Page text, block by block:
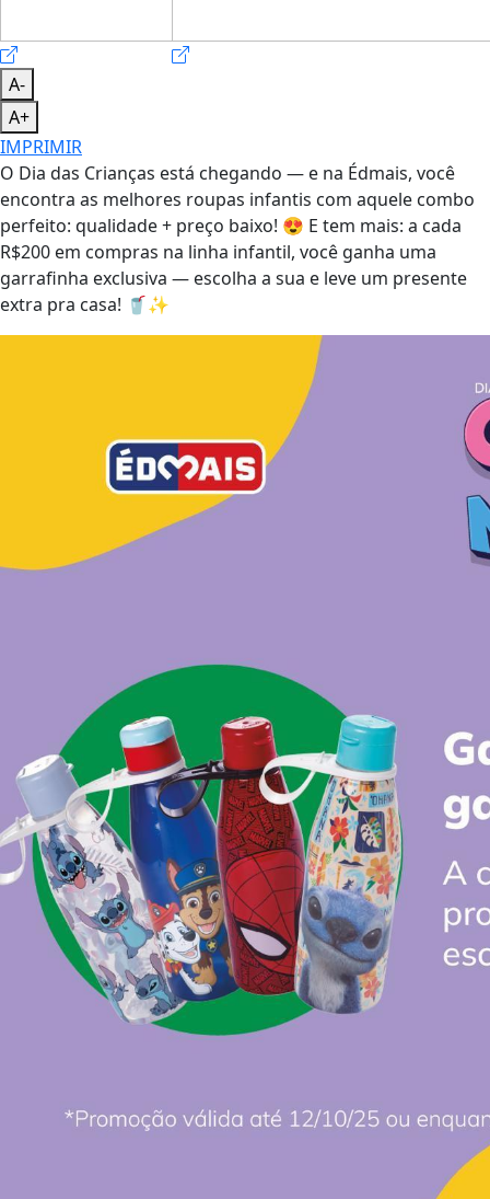
A-
A+
IMPRIMIR
O Dia das Crianças está chegando — e na Édmais, você
encontra as melhores roupas infantis com aquele combo
perfeito: qualidade + preço baixo! 😍 E tem mais: a cada
R$200 em compras na linha infantil, você ganha uma
garrafinha exclusiva — escolha a sua e leve um presente
extra pra casa! 🥤✨